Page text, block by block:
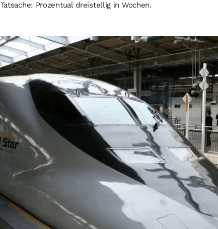
Tatsache: Prozentual dreistellig in Wochen.